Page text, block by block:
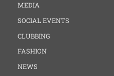
MEDIA
SOCIAL EVENTS
CLUBBING
FASHION
NEWS